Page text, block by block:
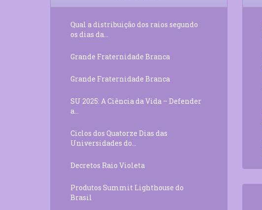
Qual a distribuição dos raios segundo
os dias da...
Grande Fraternidade Branca
Grande Fraternidade Branca
SU 2025: A Ciência da Vida – Defender
a...
Ciclos dos Quatorze Dias das
Universidades do...
Decretos Raio Violeta
Produtos Summit Lighthouse do
Brasil